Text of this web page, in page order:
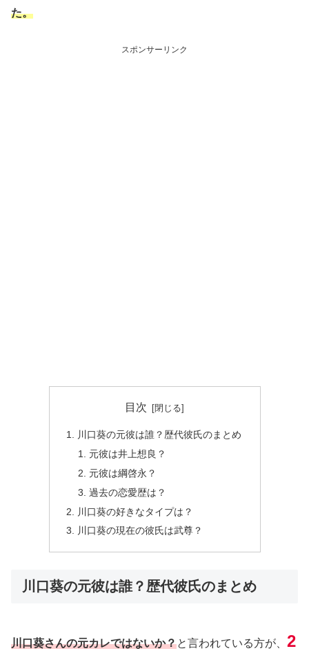
た。
スポンサーリンク
目次
川口葵の元彼は誰？歴代彼氏のまとめ
元彼は井上想良？
元彼は綱啓永？
過去の恋愛歴は？
川口葵の好きなタイプは？
川口葵の現在の彼氏は武尊？
川口葵の元彼は誰？歴代彼氏のまとめ
川口葵さんの元カレではないか？と言われている方が、 2